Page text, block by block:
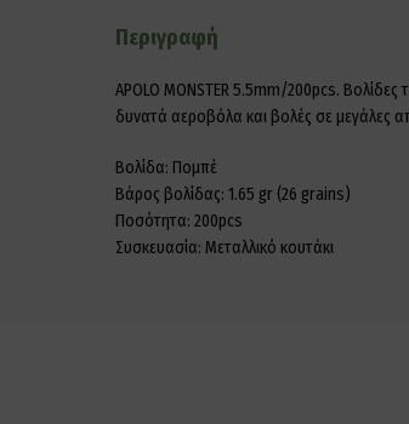
Περιγραφή
APOLO MONSTER 5.5mm/200pcs. Βολίδες
δυνατά αεροβόλα και βολές σε μεγάλες
Βολίδα: Πομπέ
Βάρος βολίδας: 1.65 gr (26 grains)
Ποσότητα: 200pcs
Συσκευασία: Μεταλλικό κουτάκι